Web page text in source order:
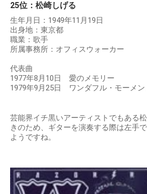
25位：松崎しげる
生年月日：1949年11月19日
出身地：東京都
職業：歌手
所属事務所：オフィスウォーカー
代表曲
1977年8月10日 愛のメモリー
1979年9月25日 ワンダフル・モーメン
芸能界イチ黒いアーティストでもある
きのため、ギターを演奏する際は左手
ようですね。